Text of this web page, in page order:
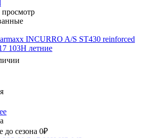
INCURRO A/S ST430 reinforced
103H летние
до сезона 0₽